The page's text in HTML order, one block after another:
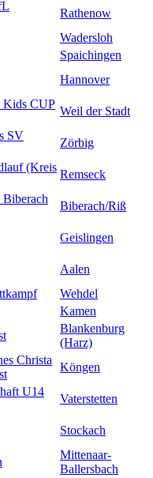
Rathenow
Wadersloh
Spaichingen
Hannover
Kids CUP
Weil der Stadt
SV
Zörbig
(Kreis
Remseck
Biberach
Biberach/Riß
Geislingen
Aalen
Wehdel
Kamen
Blankenburg
(Harz)
Christa
Köngen
U14
Vaterstetten
Stockach
Mittenaar-
Ballersbach